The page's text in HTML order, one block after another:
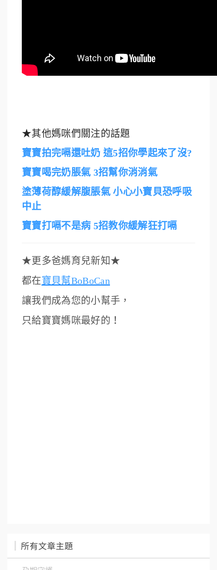
★其他媽咪們關注的話題
寶寶拍完嗝還吐奶 這5招你學起來了沒?
寶寶喝完奶脹氣 3招幫你消消氣
塗薄荷醇緩解腹脹氣 小心小寶貝恐呼吸
中止
寶寶打嗝不是病 5招教你緩解狂打嗝
★更多爸媽育兒新知★
都在寶貝幫BoBoCan
讓我們成為您的小幫手，
只給寶寶媽咪最好的！
所有文章主題